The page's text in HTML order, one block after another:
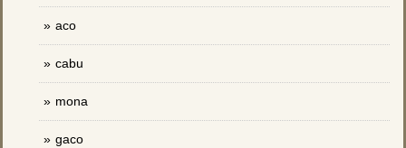
aco
cabu
mona
gaco